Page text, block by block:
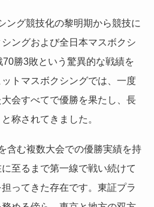
ング競技化の黎明期から競技に
ングおよび全日本マスボクシ
勝3敗という驚異的な戦績を
トマスボクシングでは、一度
会すべてで優勝を果たし、長
称されてきました。
含む複数大会での優勝実績を持
至るまで第一線で戦い続けて
ってきた存在です。東証プラ